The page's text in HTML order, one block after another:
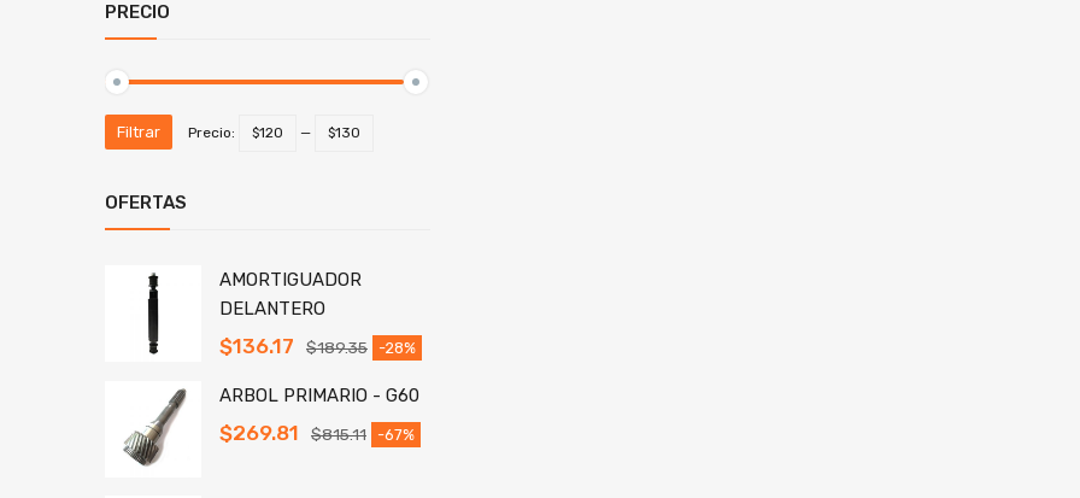
PRECIO
Filtrar Precio: $120 — $130
OFERTAS
AMORTIGUADOR
DELANTERO
$189.35
$136.17 -28%
ARBOL PRIMARIO - G60
$815.11
$269.81 -67%